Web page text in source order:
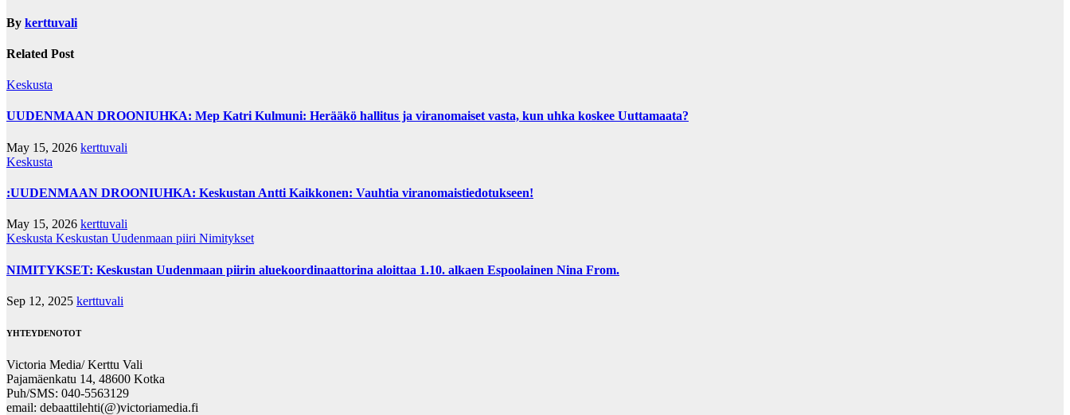
By kerttuvali
Related Post
Keskusta
UUDENMAAN DROONIUHKA: Mep Katri Kulmuni: Herääkö hallitus ja viranomaiset vasta, kun uhka koskee Uuttamaata?
May 15, 2026 kerttuvali
Keskusta
:UUDENMAAN DROONIUHKA: Keskustan Antti Kaikkonen: Vauhtia viranomaistiedotukseen!
May 15, 2026 kerttuvali
Keskusta Keskustan Uudenmaan piiri Nimitykset
NIMITYKSET: Keskustan Uudenmaan piirin aluekoordinaattorina aloittaa 1.10. alkaen Espoolainen Nina From.
Sep 12, 2025 kerttuvali
YHTEYDENOTOT
Victoria Media/ Kerttu Vali
Pajamäenkatu 14, 48600 Kotka
Puh/SMS: 040-5563129
email: debaattilehti(@)victoriamedia.fi